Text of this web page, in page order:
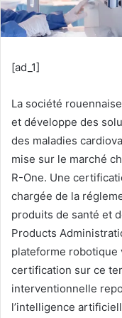
[ad_1]
La société
et développe des
des maladies
mise sur le marché
R-One. Une
chargée de la
produits de santé et
Products
plateforme robotique
certification sur ce
interventionnelle
l’intelligence